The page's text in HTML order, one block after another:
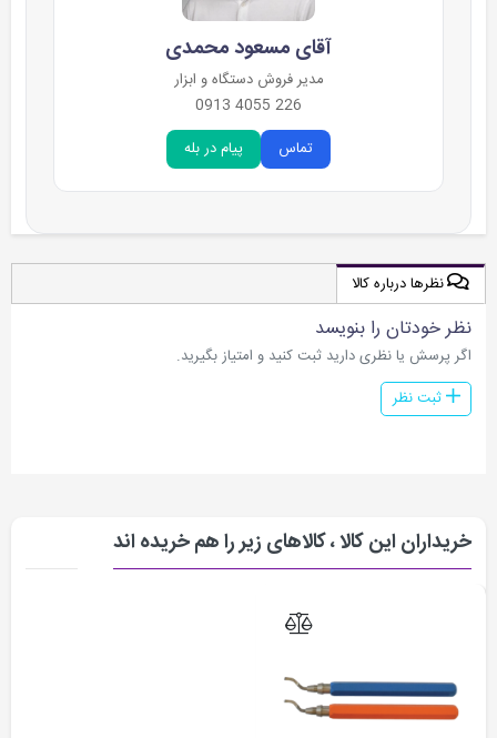
آقای مسعود محمدی
مدیر فروش دستگاه و ابزار
226 4055 0913
تماس
پیام در بله
نظرها درباره کالا
نظر خودتان را بنویسد
اگر پرسش یا نظری دارید ثبت کنید و امتیاز بگیرید.
ثبت نظر
خریداران این کالا ، کالاهای زیر را هم خریده اند